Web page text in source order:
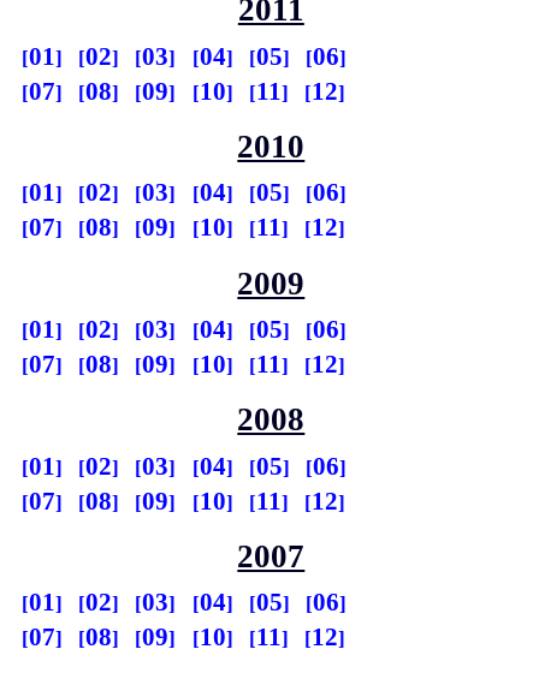
2011
01 02 03 04 05
06
07
08 09 10 11 12
2010
01 02 03 04 05
06
07
08 09 10 11 12
2009
01 02 03 04 05
06
07
08 09 10 11 12
2008
01 02 03 04 05
06
07
08 09 10 11 12
2007
01 02 03 04 05
06
07
08 09 10 11 12